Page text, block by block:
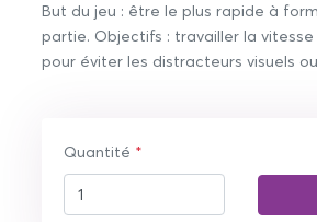
But du jeu : être le plus rapide à
partie. Objectifs : travailler la
pour éviter les distracteurs visuels
Quantité